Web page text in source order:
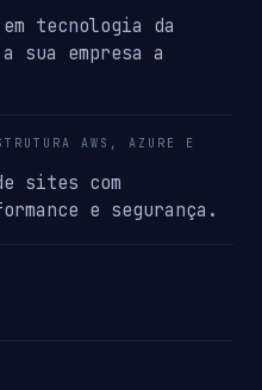
tecnologia da
sua empresa a
AWS, AZURE E
sites com
e segurança.